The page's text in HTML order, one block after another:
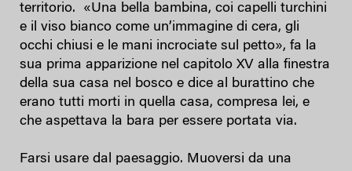
territorio. «Una bella bambina, coi capelli turchini
e il viso bianco come un’immagine di cera, gli
occhi chiusi e le mani incrociate sul petto», fa la
sua prima apparizione nel capitolo XV alla finestra
della sua casa nel bosco e dice al burattino che
erano tutti morti in quella casa, compresa lei, e
che aspettava la bara per essere portata via.
Farsi usare dal paesaggio. Muoversi da una